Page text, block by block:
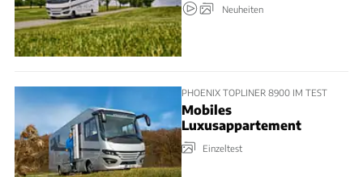
Neuheiten
PHOENIX TOPLINER 8900 IM TEST
Mobiles
Luxusappartement
Einzeltest